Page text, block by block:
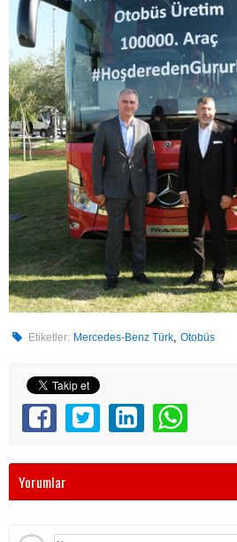
Etiketler: Mercedes-Benz Türk,Otobüs
Yorumlar